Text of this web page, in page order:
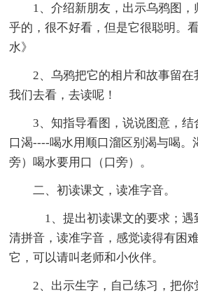
1、介绍新朋友，出示乌鸦图
乎的，很不好看，但是它很聪明。
水》
2、乌鸦把它的相片和故事留
我们去看，去读呢！
3、知指导看图，说说图意，结
口渴----喝水用顺口溜区别渴与喝。
旁）喝水要用口（口旁）。
二、初读课文，读准字音。
1、提出初读课文的要求；遇
清拼音，读准字音，感觉读得有困
它，可以请叫老师和小伙伴。
2、出示生字，自己练习，把